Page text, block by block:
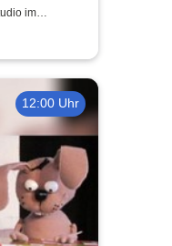
im
12:00 Uhr